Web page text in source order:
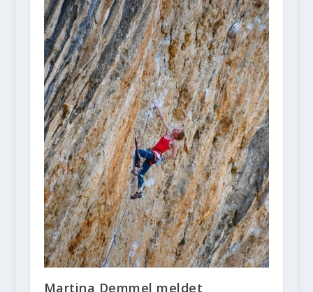
Martina Demmel meldet